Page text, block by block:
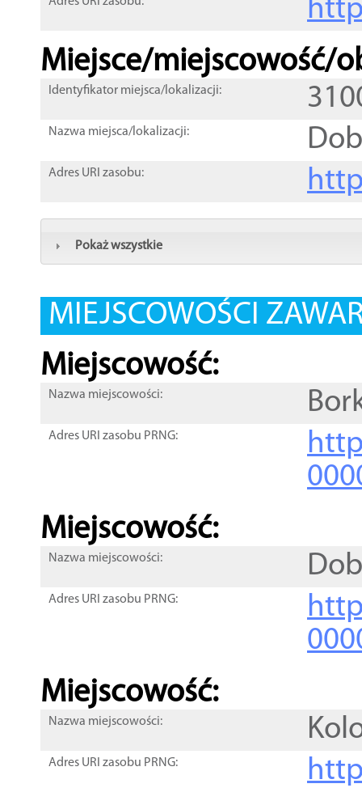
Miejsce/miejscowość/
Identyfikator miejsca/lokalizacji:
Nazwa miejsca/lokalizacji:
Adres URI zasobu:
Pokaż wszystkie
MIEJSCOWOŚCI
Miejscowość:
Nazwa miejscowości:
Adres URI zasobu PRNG:
Miejscowość:
Nazwa miejscowości:
Adres URI zasobu PRNG:
Miejscowość:
Nazwa miejscowości:
Adres URI zasobu PRNG: